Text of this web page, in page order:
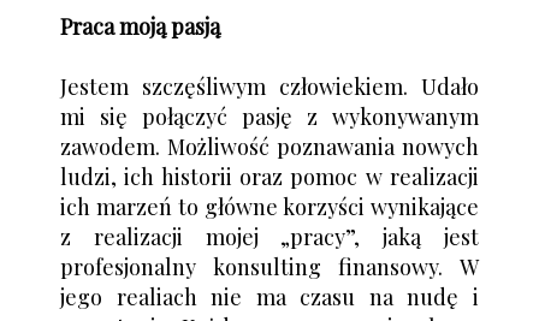
Praca moją pasją
Jestem szczęśliwym człowiekiem. Udało
mi się połączyć pasję z wykonywanym
zawodem. Możliwość poznawania nowych
ludzi, ich historii oraz pomoc w realizacji
ich marzeń to główne korzyści wynikające
z realizacji mojej „pracy”, jaką jest
profesjonalny konsulting finansowy. W
jego realiach nie ma czasu na nudę i